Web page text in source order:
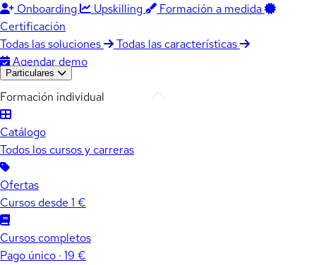
Onboarding
Upskilling
Formación a medida
Certificación
Todas las soluciones
Todas las características
Agendar demo
Particulares
Formación individual
Catálogo
Todos los cursos y carreras
Ofertas
Cursos desde 1 €
Cursos completos
Pago único · 19 €